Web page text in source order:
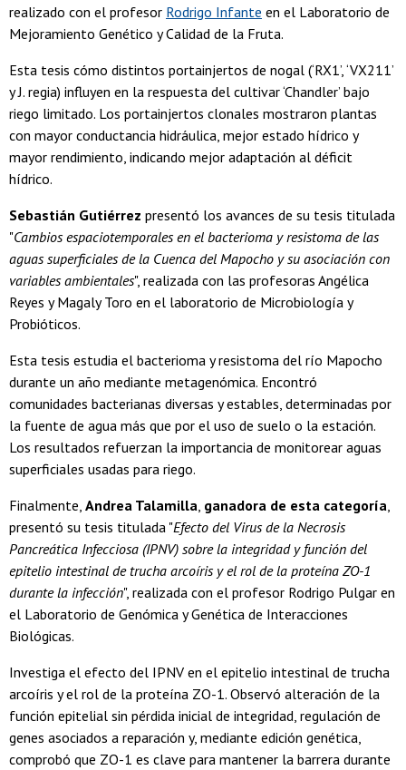
realizado con el profesor Rodrigo Infante en el Laboratorio de
Mejoramiento Genético y Calidad de la Fruta.
Esta tesis cómo distintos portainjertos de nogal (‘RX1’, ‘VX211’
y J. regia) influyen en la respuesta del cultivar ‘Chandler’ bajo
riego limitado. Los portainjertos clonales mostraron plantas
con mayor conductancia hidráulica, mejor estado hídrico y
mayor rendimiento, indicando mejor adaptación al déficit
hídrico.
Sebastián Gutiérrez presentó los avances de su tesis titulada
"Cambios espaciotemporales en el bacterioma y resistoma de las
aguas superficiales de la Cuenca del Mapocho y su asociación con
variables ambientales", realizada con las profesoras Angélica
Reyes y Magaly Toro en el laboratorio de Microbiología y
Probióticos.
Esta tesis estudia el bacterioma y resistoma del río Mapocho
durante un año mediante metagenómica. Encontró
comunidades bacterianas diversas y estables, determinadas por
la fuente de agua más que por el uso de suelo o la estación.
Los resultados refuerzan la importancia de monitorear aguas
superficiales usadas para riego.
Finalmente, Andrea Talamilla ganadora de esta categoría
presentó su tesis titulada "Efecto del Virus de la Necrosis
Pancreática Infecciosa (IPNV) sobre la integridad y función del
epitelio intestinal de trucha arcoíris y el rol de la proteína ZO-1
durante la infección", realizada con el profesor Rodrigo Pulgar en
el Laboratorio de Genómica y Genética de Interacciones
Biológicas.
Investiga el efecto del IPNV en el epitelio intestinal de trucha
arcoíris y el rol de la proteína ZO-1. Observó alteración de la
función epitelial sin pérdida inicial de integridad, regulación de
genes asociados a reparación y, mediante edición genética,
comprobó que ZO-1 es clave para mantener la barrera durante